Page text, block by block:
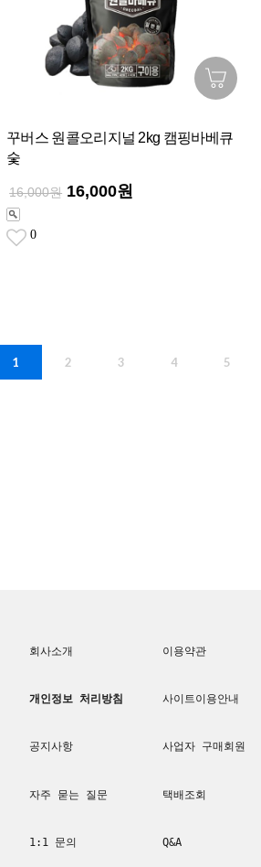
꾸버스 원콜오리지널 2kg 캠핑바베큐
숯
16,000원 16,000원
0
1 2 3 4 5
회사소개 이용약관
개인정보 처리방침 사이트이용안내
공지사항 사업자 구매회원
자주 묻는 질문 택배조회
1:1 문의 Q&A